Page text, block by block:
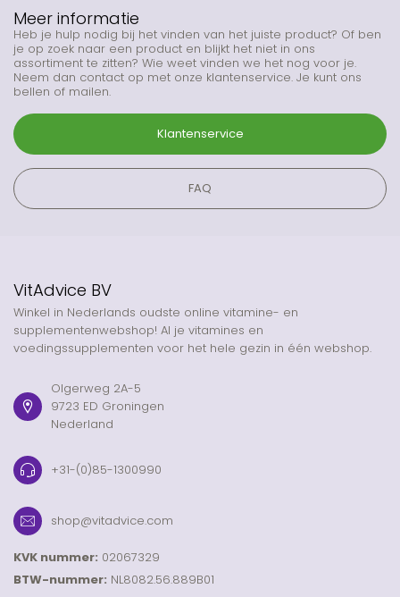
Meer informatie
Heb je hulp nodig bij het vinden van het juiste product? Of ben
je op zoek naar een product en blijkt het niet in ons
assortiment te zitten? Wie weet vinden we het nog voor je.
Neem dan contact op met onze klantenservice. Je kunt ons
bellen of mailen.
Klantenservice
FAQ
VitAdvice BV
Winkel in Nederlands oudste online vitamine- en
supplementenwebshop! Al je vitamines en
voedingssupplementen voor het hele gezin in één webshop.
Olgerweg 2A-5
9723 ED Groningen
Nederland
+31-(0)85-1300990
shop@vitadvice.com
KVK nummer: 02067329
BTW-nummer: NL8082.56.889B01